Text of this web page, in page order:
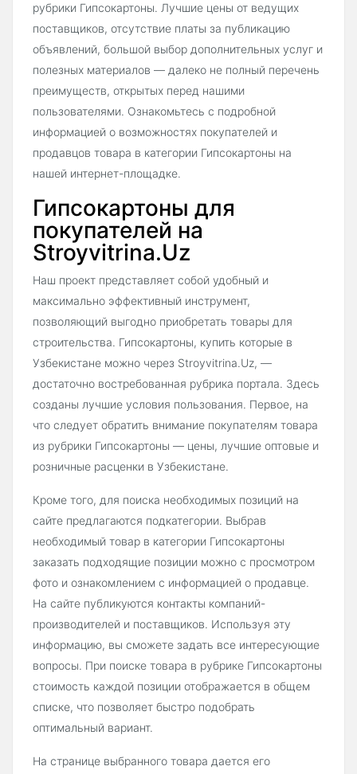
рубрики Гипсокартоны. Лучшие цены от ведущих
поставщиков, отсутствие платы за публикацию
объявлений, большой выбор дополнительных услуг и
полезных материалов — далеко не полный перечень
преимуществ, открытых перед нашими
пользователями. Ознакомьтесь с подробной
информацией о возможностях покупателей и
продавцов товара в категории Гипсокартоны на
нашей интернет-площадке.
Гипсокартоны для
покупателей на
Stroyvitrina.Uz
Наш проект представляет собой удобный и
максимально эффективный инструмент,
позволяющий выгодно приобретать товары для
строительства. Гипсокартоны, купить которые в
Узбекистане можно через Stroyvitrina.Uz, —
достаточно востребованная рубрика портала. Здесь
созданы лучшие условия пользования. Первое, на
что следует обратить внимание покупателям товара
из рубрики Гипсокартоны — цены, лучшие оптовые и
розничные расценки в Узбекистане.
Кроме того, для поиска необходимых позиций на
сайте предлагаются подкатегории. Выбрав
необходимый товар в категории Гипсокартоны
заказать подходящие позиции можно с просмотром
фото и ознакомлением с информацией о продавце.
На сайте публикуются контакты компаний-
производителей и поставщиков. Используя эту
информацию, вы сможете задать все интересующие
вопросы. При поиске товара в рубрике Гипсокартоны
стоимость каждой позиции отображается в общем
списке, что позволяет быстро подобрать
оптимальный вариант.
На странице выбранного товара дается его